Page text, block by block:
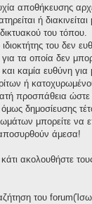
αποθήκευσης
ή
του τόπου.
του δεν
τα οποία δεν
καμία ευθύνη
ή
προσπάθεια ώστε
δημοσίευσης
μπορείτε να
άμεσα!
κάτι ακολουθήστε
του